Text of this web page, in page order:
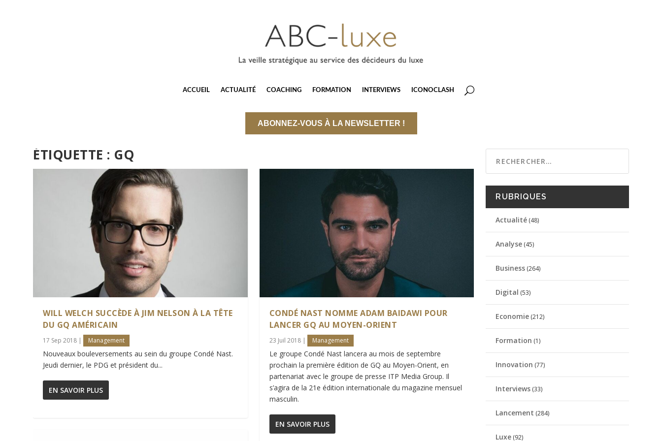
ACCUEIL ACTUALITÉ COACHING FORMATION INTERVIEWS ICONOCLASH
ABONNEZ-VOUS À LA NEWSLETTER !
ÉTIQUETTE : GQ
WILL WELCH SUCCÈDE À JIM NELSON À LA TÊTE
DU GQ AMÉRICAIN
17 Sep 2018 | Management
Nouveaux bouleversements au sein du groupe Condé Nast.
Jeudi dernier, le PDG et président du...
EN SAVOIR PLUS
CONDÉ NAST NOMME ADAM BAIDAWI POUR
LANCER GQ AU MOYEN-ORIENT
23 Juil 2018| Management
Le groupe Condé Nast lancera au mois de septembre
prochain la première édition de GQ au Moyen-Orient, en
partenariat avec le groupe de presse ITP Media Group. Il
s’agira de la 21e édition internationale du magazine mensuel
masculin.
EN SAVOIR PLUS
RUBRIQUES
Actualité (48)
Analyse (45)
Business (264)
Digital (53)
Economie (212)
Formation (1)
Innovation (77)
Interviews (33)
Lancement (284)
Luxe (92)